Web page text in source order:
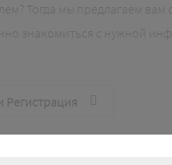
Тогда мы предлагаем
знакомиться с нужной
Регистрация